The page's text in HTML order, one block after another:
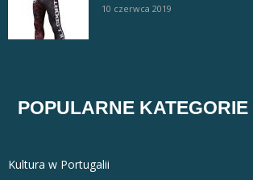
10 czerwca 2019
POPULARNE KATEGORIE
Kultura w Portugalii